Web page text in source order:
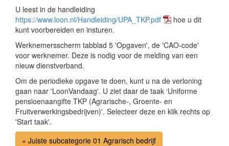
U leest in de handleiding
https://www.loon.nl/Handleiding/UPA_TKP.pdf
hoe u dit
kunt voorbereiden en insturen.
Werknemersscherm tabblad 5 'Opgaven', de 'CAO-code'
voor werknemer. Deze is nodig voor de melding van een
nieuw dienstverband.
Om de periodieke opgave te doen, kunt u na de verloning
gaan naar 'LoonVandaag'. U ziet daar de taak ‘Uniforme
pensioenaangifte TKP (Agrarische-, Groente- en
Fruitverwerkingsbedrijven)'. Selecteer deze en klik rechts op
'Start taak'.
« Juiste subcategorie 01 Agrarisch bedrijf